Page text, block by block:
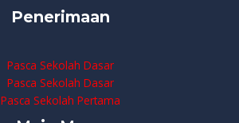
Penerimaan
Pasca Sekolah Dasar
Pasca Sekolah Dasar
Pasca Sekolah Pertama